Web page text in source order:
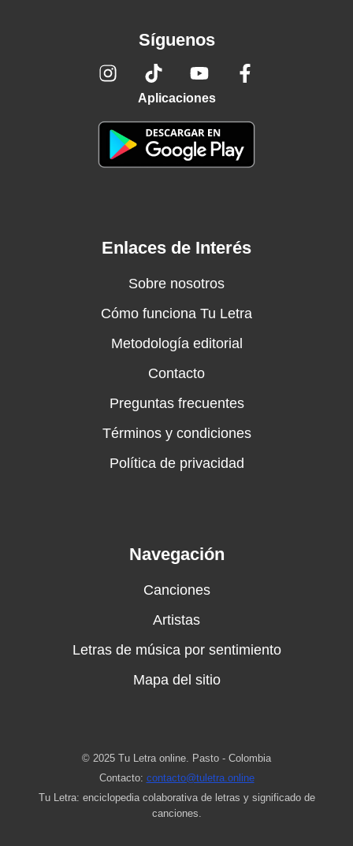
Síguenos
Aplicaciones
Enlaces de Interés
Sobre nosotros
Cómo funciona Tu Letra
Metodología editorial
Contacto
Preguntas frecuentes
Términos y condiciones
Política de privacidad
Navegación
Canciones
Artistas
Letras de música por sentimiento
Mapa del sitio
© 2025 Tu Letra online. Pasto - Colombia
Contacto: contacto@tuletra.online
Tu Letra: enciclopedia colaborativa de letras y significado de
canciones.